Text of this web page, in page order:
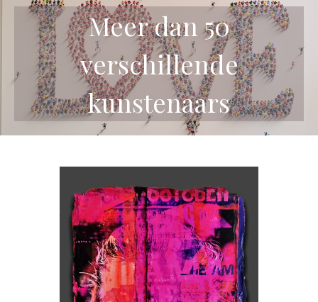
Meer dan 50
verschillende
kunstenaars